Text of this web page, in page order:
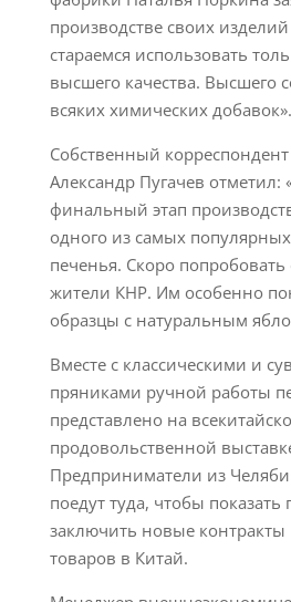
производстве своих
стараемся использовать
высшего качества. Высшего
всяких химических добавок».
Собственный корреспондент
Александр Пугачев отметил:
финальный этап
одного из самых
печенья. Скоро попробовать
жители КНР. Им особенно
образцы с натуральным
Вместе с классическими и
пряниками ручной работы
представлено на
продовольственной
Предприниматели из
поедут туда, чтобы
заключить новые контракты
товаров в Китай.